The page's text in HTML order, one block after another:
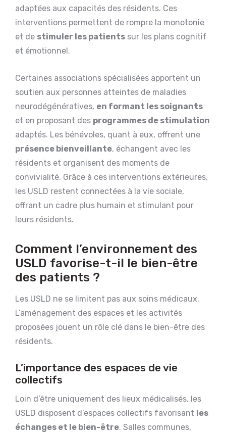
adaptées aux capacités des résidents. Ces
interventions permettent de rompre la monotonie
et de stimuler les patients sur les plans cognitif
et émotionnel.
Certaines associations spécialisées apportent un
soutien aux personnes atteintes de maladies
neurodégénératives, en formant les soignants
et en proposant des programmes de stimulation
adaptés. Les bénévoles, quant à eux, offrent une
présence bienveillante, échangent avec les
résidents et organisent des moments de
convivialité. Grâce à ces interventions extérieures,
les USLD restent connectées à la vie sociale,
offrant un cadre plus humain et stimulant pour
leurs résidents.
Comment l’environnement des
USLD favorise-t-il le bien-être
des patients ?
Les USLD ne se limitent pas aux soins médicaux.
L’aménagement des espaces et les activités
proposées jouent un rôle clé dans le bien-être des
résidents.
L’importance des espaces de vie
collectifs
Loin d’être uniquement des lieux médicalisés, les
USLD disposent d’espaces collectifs favorisant les
échanges et le bien-être. Salles communes,